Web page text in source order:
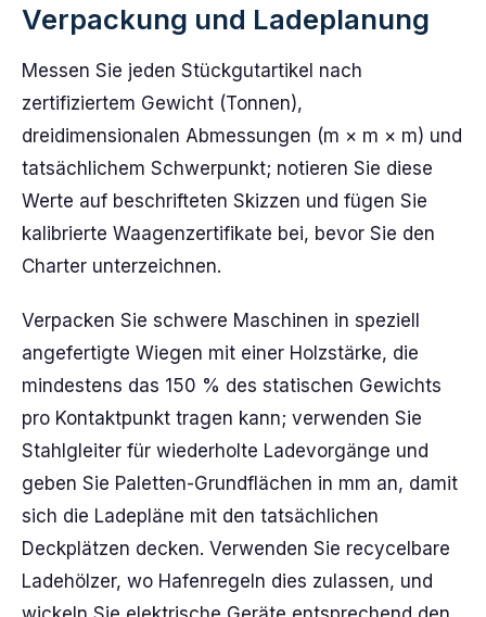
Verpackung und Ladeplanung
Messen Sie jeden Stückgutartikel nach
zertifiziertem Gewicht (Tonnen),
dreidimensionalen Abmessungen (m × m × m) und
tatsächlichem Schwerpunkt; notieren Sie diese
Werte auf beschrifteten Skizzen und fügen Sie
kalibrierte Waagenzertifikate bei, bevor Sie den
Charter unterzeichnen.
Verpacken Sie schwere Maschinen in speziell
angefertigte Wiegen mit einer Holzstärke, die
mindestens das 150 % des statischen Gewichts
pro Kontaktpunkt tragen kann; verwenden Sie
Stahlgleiter für wiederholte Ladevorgänge und
geben Sie Paletten-Grundflächen in mm an, damit
sich die Ladepläne mit den tatsächlichen
Deckplätzen decken. Verwenden Sie recycelbare
Ladehölzer, wo Hafenregeln dies zulassen, und